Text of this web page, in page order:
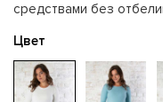
средствами без
Цвет